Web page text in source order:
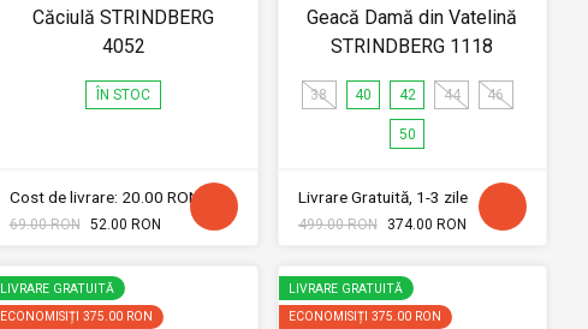
Căciulă STRINDBERG
4052
ÎN STOC
Cost de livrare: 20.00 RON
69.00 RON 52.00 RON
Geacă Damă din Vatelină
STRINDBERG 1118
38 40 42 44 46
50
Livrare Gratuită, 1-3 zile
499.00 RON 374.00 RON
LIVRARE GRATUITĂ
ECONOMISIȚI 375.00 RON
LIVRARE GRATUITĂ
ECONOMISIȚI 375.00 RON